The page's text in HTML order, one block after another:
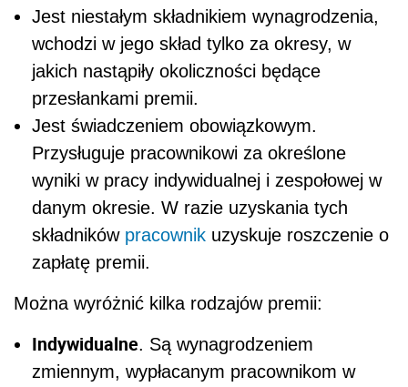
Jest niestałym składnikiem wynagrodzenia,
wchodzi w jego skład tylko za okresy, w
jakich nastąpiły okoliczności będące
przesłankami premii.
Jest świadczeniem obowiązkowym.
Przysługuje pracownikowi za określone
wyniki w pracy indywidualnej i zespołowej w
danym okresie. W razie uzyskania tych
składników pracownik uzyskuje roszczenie o
zapłatę premii.
Można wyróżnić kilka rodzajów premii:
Indywidualne. Są wynagrodzeniem
zmiennym, wypłacanym pracownikom w